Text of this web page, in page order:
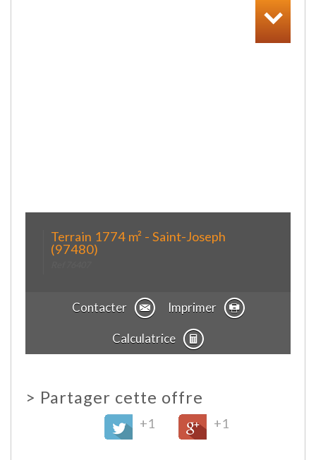
Terrain 1774 m² - Saint-Joseph
(97480)
Contacter Imprimer
Calculatrice
> Partager cette offre
+1 +1